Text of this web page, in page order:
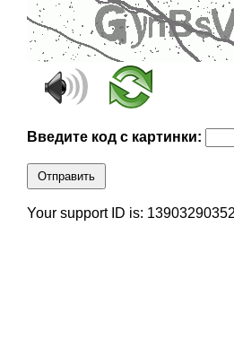
Введите код с картинки:
Отправить
Your support ID is: